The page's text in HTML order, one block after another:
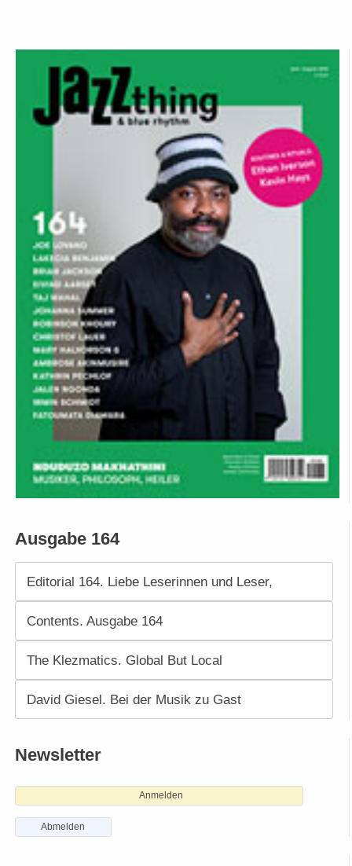
Ausgabe 164
Editorial 164. Liebe Leserinnen und Leser,
Contents. Ausgabe 164
The Klezmatics. Global But Local
David Giesel. Bei der Musik zu Gast
Newsletter
Anmelden
Abmelden